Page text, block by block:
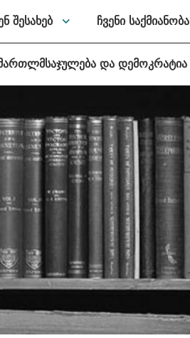
შესახებ ჩვენი საქმიანობა
და დემოკრატია